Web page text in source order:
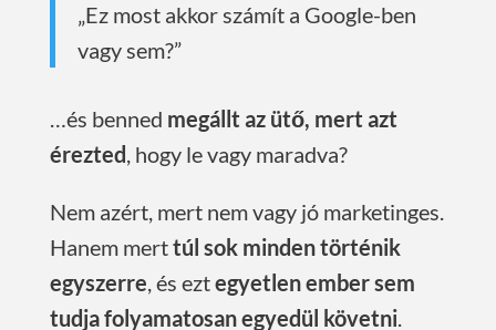
„Ez most akkor számít a Google-ben
vagy sem?”
…és benned megállt az ütő, mert azt
érezted, hogy le vagy maradva?
Nem azért, mert nem vagy jó marketinges.
Hanem merttúl sok minden történik
egyszerre, és eztegyetlen ember sem
tudja folyamatosan egyedül követni.